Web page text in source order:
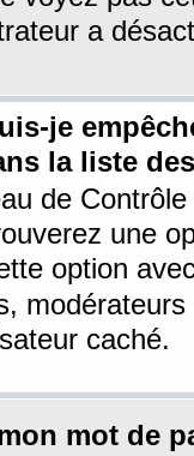
a
je
la liste
de
une
option
caché.
mot de